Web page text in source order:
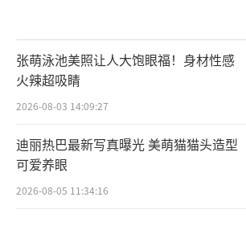
张萌泳池美照让人大饱眼福！身材性感
火辣超吸睛
2026-08-03 14:09:27
迪丽热巴最新写真曝光 美萌猫猫头造型
可爱养眼
2026-08-05 11:34:16